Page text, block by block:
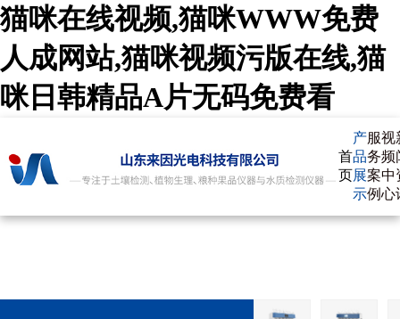
猫咪在线视频,猫咪WWW免费
人成网站,猫咪视频污版在线,猫
咪日韩精品A片无码免费看
首
页
产
品
展
示
服
务
案
例
视
频
中
心